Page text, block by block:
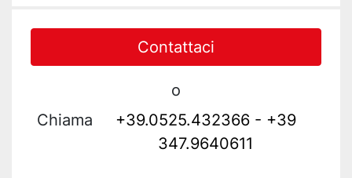
Contattaci
o
Chiama
+39.0525.432366 - +39
347.9640611